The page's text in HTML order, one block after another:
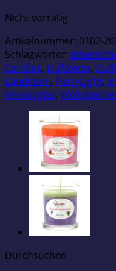
Nicht vorrätig
Artikelnummer: 0102-
Schlagwörter:
Candles, Duftkerze,
Landstuhl, PartyLight,
Whiskyglas,
Durchsuchen